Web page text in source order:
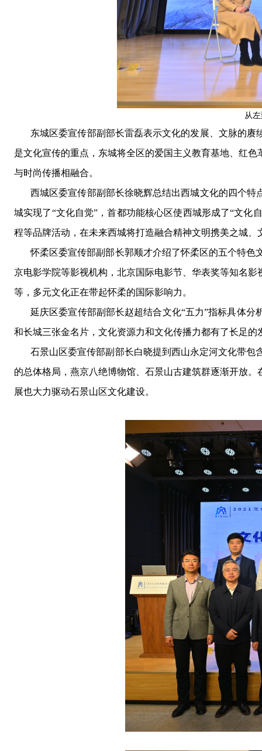
从
东城区委宣传部副部长雷磊表示文化的发展
文脉的赓
是文化宣传的重点 ， 东城将全区的爱国主义教育基地
红色
与时尚传播相融合。
西城区委宣传部副部长徐晓辉总结出西城文化的四个特
城实现了“文化自觉” ，首都功能核心区使西城形成了“文化
程等品牌活动 ， 在未来西城将打造融合精神文明携美之城
怀柔区委宣传部副部长郭顺才介绍了怀柔区的五个特
京电影学院等影视机构，北京国际电影节、华表奖等知名
等，多元文化正在带起怀柔的国际影响力。
延庆区委宣传部副部长赵超结合文化“五力”指标具体分
和长城三张金名片 ， 文化资源力和文化传播力都有了长足的
石景山区委宣传部副部长白晓提到西山永定河文化带包
的总体格局 ， 燕京八绝博物馆 石景山古建筑群逐渐开放。
展也大力驱动石景山区文化建设。